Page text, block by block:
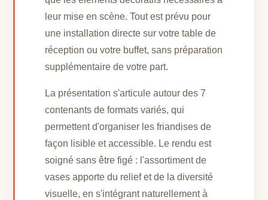
leur mise en scène. Tout est prévu pour
une installation directe sur votre table de
réception ou votre buffet, sans préparation
supplémentaire de votre part.
La présentation s'articule autour des 7
contenants de formats variés, qui
permettent d'organiser les friandises de
façon lisible et accessible. Le rendu est
soigné sans être figé : l'assortiment de
vases apporte du relief et de la diversité
visuelle, en s'intégrant naturellement à